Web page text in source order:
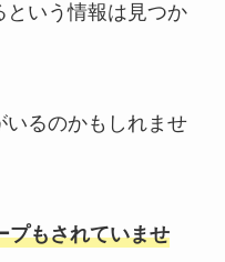
いう情報は見つか
いるのかもしれませ
プもされていませ